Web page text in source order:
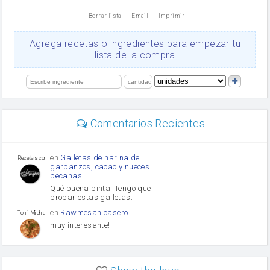
Ajos
salsa de soja
limón
Borrar lista Email Imprimir
Agrega recetas o ingredientes para empezar tu
lista de la compra
Comentarios Recientes
Recetas con sazon
en Galletas de harina de
garbanzos, cacao y nueces
pecanas
Qué buena pinta! Tengo que
probar estas galletas.
Toni Michel Caubet
en Rawmesan casero
muy interesante!
enLasaña casera fácil y